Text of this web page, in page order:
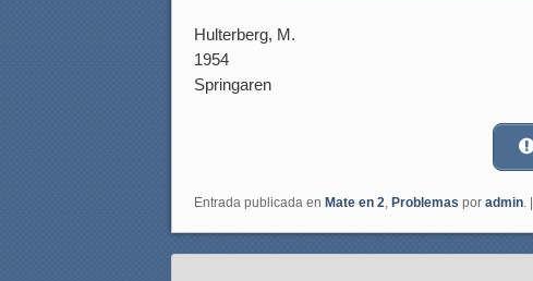
Hulterberg, M.
1954
Springaren
Entrada publicada en Mate en 2, Problemas por admin. ||